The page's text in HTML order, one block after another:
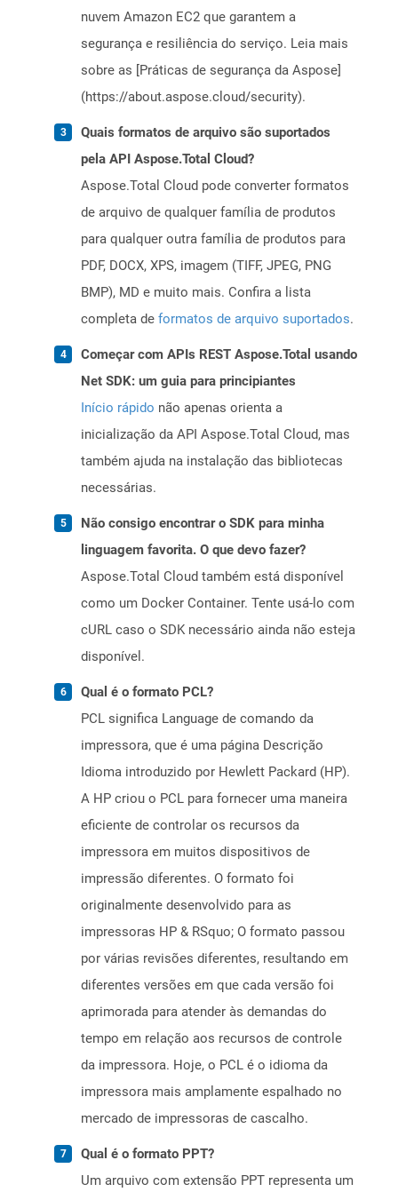
nuvem Amazon EC2 que garantem a
segurança e resiliência do serviço. Leia mais
sobre as [Práticas de segurança da Aspose]
(https://about.aspose.cloud/security).
Quais formatos de arquivo são suportados
pela API Aspose.Total Cloud?
Aspose.Total Cloud pode converter formatos
de arquivo de qualquer família de produtos
para qualquer outra família de produtos para
PDF, DOCX, XPS, imagem (TIFF, JPEG, PNG
BMP), MD e muito mais. Confira a lista
completa de formatos de arquivo suportados.
Começar com APIs REST Aspose.Total usando
Net SDK: um guia para principiantes
Início rápido não apenas orienta a
inicialização da API Aspose.Total Cloud, mas
também ajuda na instalação das bibliotecas
necessárias.
Não consigo encontrar o SDK para minha
linguagem favorita. O que devo fazer?
Aspose.Total Cloud também está disponível
como um Docker Container. Tente usá-lo com
cURL caso o SDK necessário ainda não esteja
disponível.
Qual é o formato PCL?
PCL significa Language de comando da
impressora, que é uma página Descrição
Idioma introduzido por Hewlett Packard (HP).
A HP criou o PCL para fornecer uma maneira
eficiente de controlar os recursos da
impressora em muitos dispositivos de
impressão diferentes. O formato foi
originalmente desenvolvido para as
impressoras HP & RSquo; O formato passou
por várias revisões diferentes, resultando em
diferentes versões em que cada versão foi
aprimorada para atender às demandas do
tempo em relação aos recursos de controle
da impressora. Hoje, o PCL é o idioma da
impressora mais amplamente espalhado no
mercado de impressoras de cascalho.
Qual é o formato PPT?
Um arquivo com extensão PPT representa um